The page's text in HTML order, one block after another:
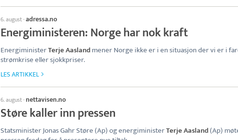
6. august·adressa.no
Energiministeren: Norge har nok kraft
EnergiministerTerje Aaslandmener Norge ikke er i en situasjon der vi er i
strømkrise eller sjokkpriser.
LES ARTIKKEL
6. august· nettavisen.no
Støre kaller inn pressen
Statsminister Jonas Gahr Støre (Ap) og energiministerTerje Aasland(Ap)